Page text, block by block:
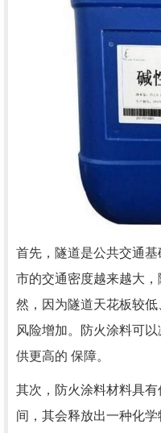
首先，隧道是公共交通
市的交通密度越来越大
然，因为隧道天花板较
风险增加。防火涂料可
供更高的 保障。
其次，防火涂料材料具
间，其会释放出一种化